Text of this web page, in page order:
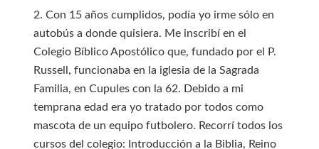
2. Con 15 años cumplidos, podía yo irme sólo en
autobús a donde quisiera. Me inscribí en el
Colegio Bíblico Apostólico que, fundado por el P.
Russell, funcionaba en la iglesia de la Sagrada
Familia, en Cupules con la 62. Debido a mi
temprana edad era yo tratado por todos como
mascota de un equipo futbolero. Recorrí todos los
cursos del colegio: Introducción a la Biblia, Reino